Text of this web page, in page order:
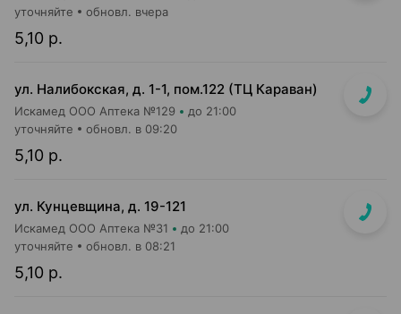
5,10 р.
уточняйте обновл. вчера
ул. Налибокская, д. 1-1, пом.122 (ТЦ Караван)
Искамед ООО Аптека №129 до 21:00
5,10 р.
уточняйте обновл. в 09:20
ул. Кунцевщина, д. 19-121
Искамед ООО Аптека №31 до 21:00
5,10 р.
уточняйте обновл. в 08:21